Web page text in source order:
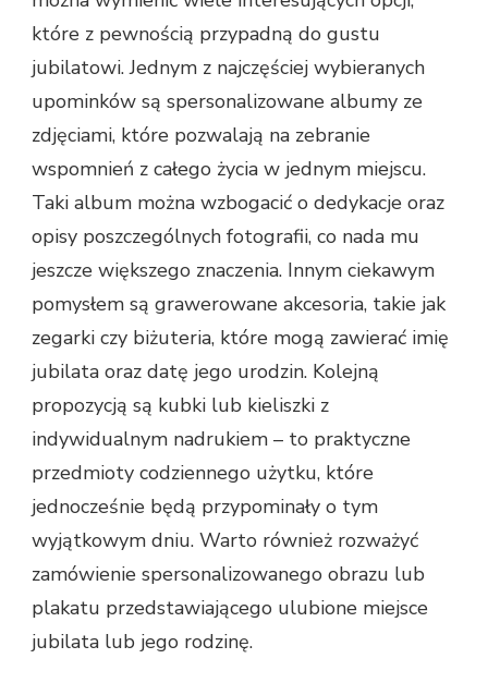
które z pewnością przypadną do gustu
jubilatowi. Jednym z najczęściej wybieranych
upominków są spersonalizowane albumy ze
zdjęciami, które pozwalają na zebranie
wspomnień z całego życia w jednym miejscu.
Taki album można wzbogacić o dedykacje oraz
opisy poszczególnych fotografii, co nada mu
jeszcze większego znaczenia. Innym ciekawym
pomysłem są grawerowane akcesoria, takie jak
zegarki czy biżuteria, które mogą zawierać imię
jubilata oraz datę jego urodzin. Kolejną
propozycją są kubki lub kieliszki z
indywidualnym nadrukiem – to praktyczne
przedmioty codziennego użytku, które
jednocześnie będą przypominały o tym
wyjątkowym dniu. Warto również rozważyć
zamówienie spersonalizowanego obrazu lub
plakatu przedstawiającego ulubione miejsce
jubilata lub jego rodzinę.